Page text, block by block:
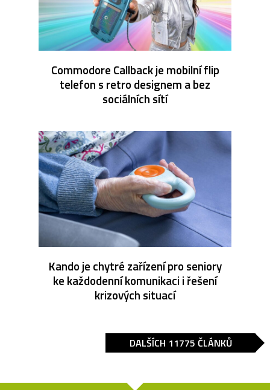
Commodore Callback je mobilní flip
telefon s retro designem a bez
sociálních sítí
Kando je chytré zařízení pro seniory
ke každodenní komunikaci i řešení
krizových situací
DALŠÍCH 11775 ČLÁNKŮ